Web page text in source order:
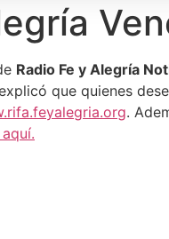
Radio Fe y Alegría
que quienes
.